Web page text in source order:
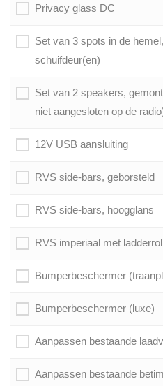
Privacy glass DC
Set van 3 spots in de
schuifdeur(en)
Set van 2 speakers,
niet aangesloten op de
12V USB aansluiting
RVS side-bars, geborsteld
RVS side-bars, hoogglans
RVS imperiaal met
Bumperbeschermer
Bumperbeschermer (luxe)
Aanpassen bestaande
Aanpassen bestaande